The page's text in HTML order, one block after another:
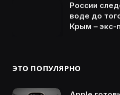
России
воде до
Крым –
ЭТО ПОПУЛЯРНО